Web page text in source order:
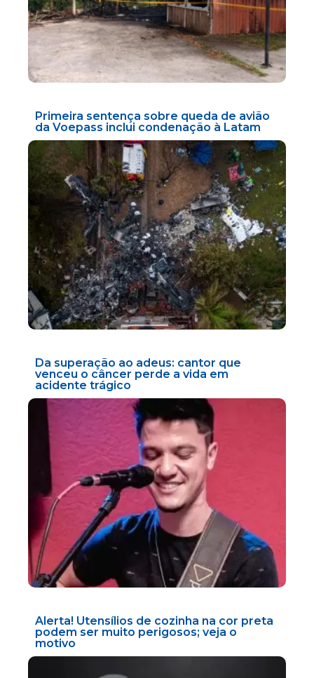
Primeira sentença sobre queda de avião
da Voepass inclui condenação à Latam
Da superação ao adeus: cantor que
venceu o câncer perde a vida em
acidente trágico
Alerta! Utensílios de cozinha na cor preta
podem ser muito perigosos; veja o
motivo